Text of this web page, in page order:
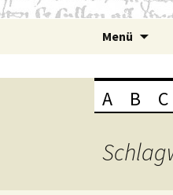
Menü
A B C